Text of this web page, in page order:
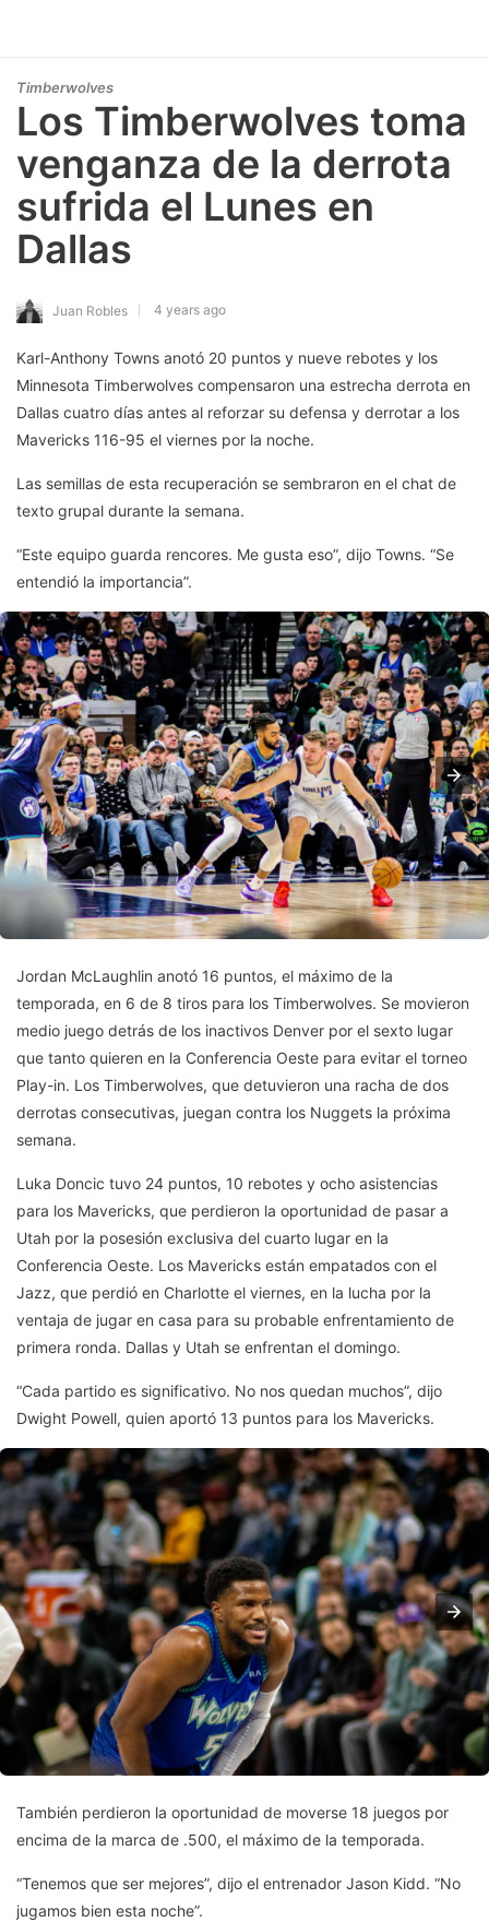
Timberwolves
Los Timberwolves toma
venganza de la derrota
sufrida el Lunes en
Dallas
Juan Robles 4 years ago
Karl-Anthony Towns anotó 20 puntos y nueve rebotes y los
Minnesota Timberwolves compensaron una estrecha derrota en
Dallas cuatro días antes al reforzar su defensa y derrotar a los
Mavericks 116-95 el viernes por la noche.
Las semillas de esta recuperación se sembraron en el chat de
texto grupal durante la semana.
“Este equipo guarda rencores. Me gusta eso”, dijo Towns. “Se
entendió la importancia”.
Jordan McLaughlin anotó 16 puntos, el máximo de la
temporada, en 6 de 8 tiros para los Timberwolves. Se movieron
medio juego detrás de los inactivos Denver por el sexto lugar
que tanto quieren en la Conferencia Oeste para evitar el torneo
Play-in. Los Timberwolves, que detuvieron una racha de dos
derrotas consecutivas, juegan contra los Nuggets la próxima
semana.
Luka Doncic tuvo 24 puntos, 10 rebotes y ocho asistencias
para los Mavericks, que perdieron la oportunidad de pasar a
Utah por la posesión exclusiva del cuarto lugar en la
Conferencia Oeste. Los Mavericks están empatados con el
Jazz, que perdió en Charlotte el viernes, en la lucha por la
ventaja de jugar en casa para su probable enfrentamiento de
primera ronda. Dallas y Utah se enfrentan el domingo.
“Cada partido es significativo. No nos quedan muchos”, dijo
Dwight Powell, quien aportó 13 puntos para los Mavericks.
También perdieron la oportunidad de moverse 18 juegos por
encima de la marca de .500, el máximo de la temporada.
“Tenemos que ser mejores”, dijo el entrenador Jason Kidd. “No
jugamos bien esta noche”.